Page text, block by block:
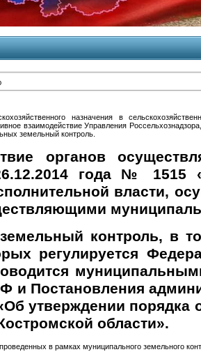
назначения в
взаимодействие Управления
земельный контроль.
года № 1515
власти,
контроль, в том
регулируется
и Постановления
порядка
области».
в рамках муниципального земельного